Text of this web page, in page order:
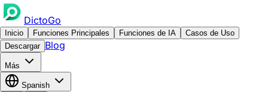
DictoGo
Inicio Funciones Principales Funciones de IA
Casos de Uso
Descargar Blog
Más
Spanish